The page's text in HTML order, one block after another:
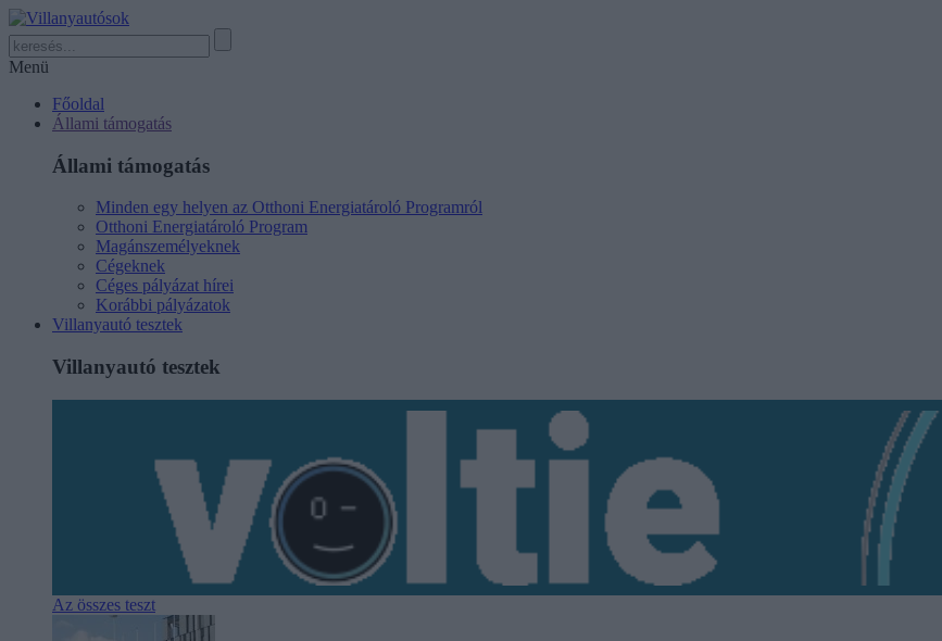
Menü
Főoldal
Állami támogatás
Állami támogatás
Minden egy helyen az Otthoni Energiatároló Programról
Otthoni Energiatároló Program
Magánszemélyeknek
Cégeknek
Céges pályázat hírei
Korábbi pályázatok
Villanyautó tesztek
Villanyautó tesztek
Az összes teszt